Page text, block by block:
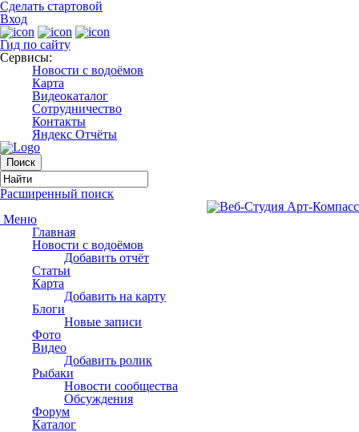
Сделать стартовой
Вход
Гид по сайту
Сервисы:
Новости с водоёмов
Карта
Видеокаталог
Сотрудничество
Контакты
Яндекс Отчёты
Расширенный поиск
Меню
Главная
Новости с водоёмов
Добавить отчёт
Статьи
Карта
Добавить на карту
Блоги
Новые записи
Фото
Видео
Добавить ролик
Рыбаки
Новости сообщества
Обсуждения
Форум
Каталог